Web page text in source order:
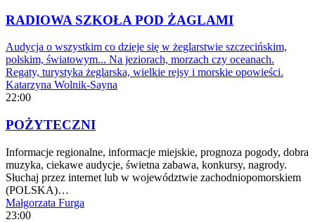
RADIOWA SZKOŁA POD ŻAGLAMI
Audycja o wszystkim co dzieje się w żeglarstwie szczecińskim,
polskim, światowym... Na jeziorach, morzach czy oceanach.
Regaty, turystyka żeglarska, wielkie rejsy i morskie opowieści.
Katarzyna Wolnik-Sayna
22:00
POŻYTECZNI
Informacje regionalne, informacje miejskie, prognoza pogody, dobra
muzyka, ciekawe audycje, świetna zabawa, konkursy, nagrody.
Słuchaj przez internet lub w województwie zachodniopomorskiem
(POLSKA)…
Małgorzata Furga
23:00